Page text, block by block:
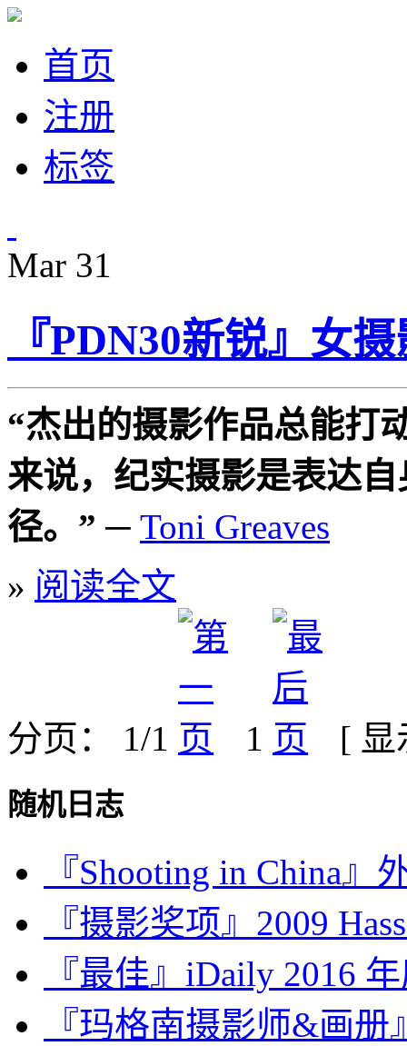
首页
注册
标签
Mar 31
『PDN30新锐』女
“杰出的摄影作品总能打
来说，纪实摄影是表达
径。” ─ Toni Greaves
» 阅读全文
分页： 1/1 1 [
随机日志
『Shooting in China』
『摄影奖项』2009
『最佳』iDaily 2016
『玛格南摄影师&画册